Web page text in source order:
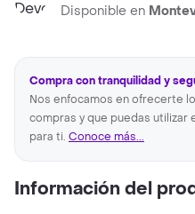
Disponible en
Compra con tranquilidad y
Nos enfocamos en ofrecerte
compras y que puedas utilizar
para ti. Conoce más...
Información del